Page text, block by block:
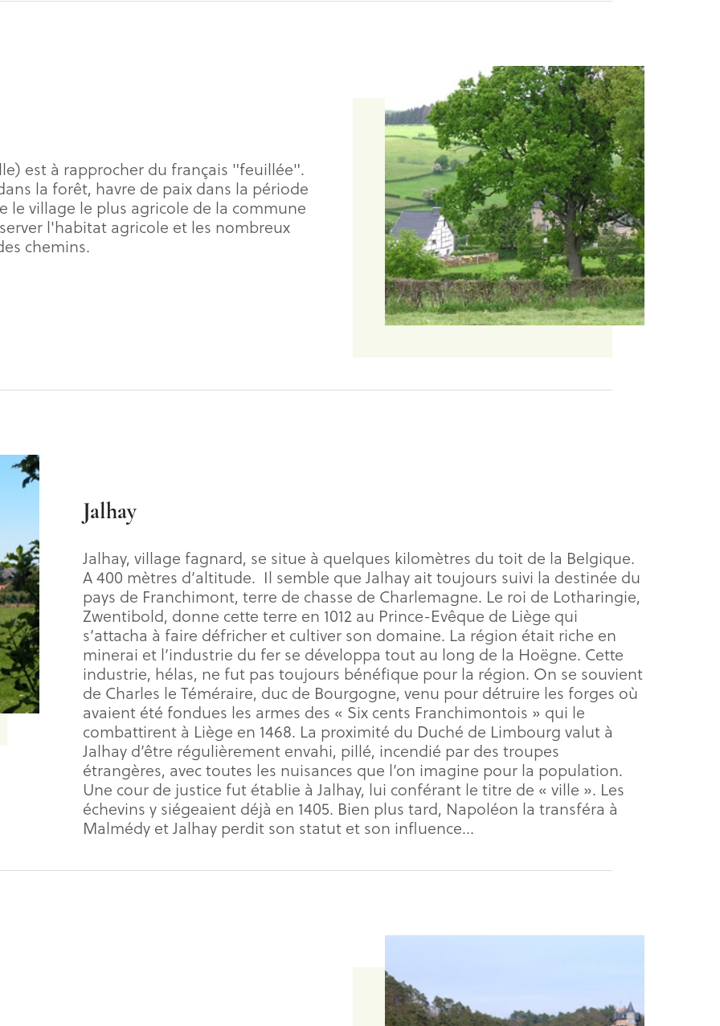
est à rapprocher du français "feuillée".
la forêt, havre de paix dans la période
le village le plus agricole de la commune
l'habitat agricole et les nombreux
chemins.
Jalhay
Jalhay, village fagnard, se situe à quelques kilomètres du toit de la Belgique.
A 400 mètres d’altitude. Il semble que Jalhay ait toujours suivi la destinée du
pays de Franchimont, terre de chasse de Charlemagne. Le roi de Lotharingie,
Zwentibold, donne cette terre en 1012 au Prince-Evêque de Liège qui
s’attacha à faire défricher et cultiver son domaine. La région était riche en
minerai et l’industrie du fer se développa tout au long de la Hoëgne. Cette
industrie, hélas, ne fut pas toujours bénéfique pour la région. On se souvient
de Charles le Téméraire, duc de Bourgogne, venu pour détruire les forges où
avaient été fondues les armes des « Six cents Franchimontois » qui le
combattirent à Liège en 1468. La proximité du Duché de Limbourg valut à
Jalhay d’être régulièrement envahi, pillé, incendié par des troupes
étrangères, avec toutes les nuisances que l’on imagine pour la population.
Une cour de justice fut établie à Jalhay, lui conférant le titre de « ville ». Les
échevins y siégeaient déjà en 1405. Bien plus tard, Napoléon la transféra à
Malmédy et Jalhay perdit son statut et son influence…